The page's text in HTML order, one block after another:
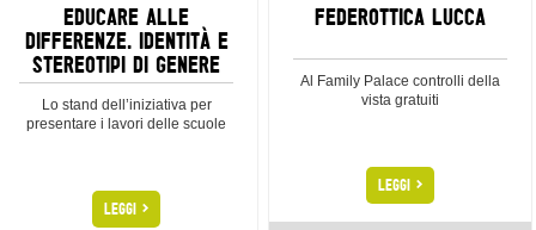
EDUCARE ALLE
DIFFERENZE. IDENTITÀ E
STEREOTIPI DI GENERE
Lo stand dell’iniziativa per
presentare i lavori delle scuole
LEGGI >
FEDEROTTICA LUCCA
Al Family Palace controlli della
vista gratuiti
LEGGI >